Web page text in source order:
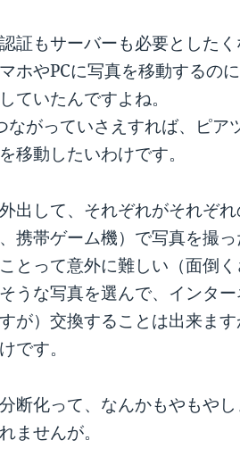
証もサーバーも必要としたく
ホやPCに写真を移動するの
ていたんですよね。
がっていさえすれば、ピア
移動したいわけです。
出して、それぞれがそれぞ
携帯ゲーム機）で写真を撮
とって意外に難しい（面倒く
うな写真を選んで、インタ
が）交換することは出来ま
です。
断化って、なんかもやもやし
ませんが。